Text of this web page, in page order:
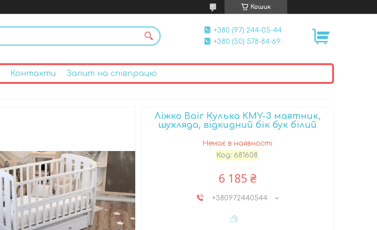
Кошик
+380 (97) 244-05-44
+380 (50) 578-84-69
Контакти Запит на співпрацю
Ліжко Bair Кулька KMY-3 маятник,
шухляда, відкидний бік бук білий
Немає в наявності
Код: 681608
6 185 ₴
+380972440544